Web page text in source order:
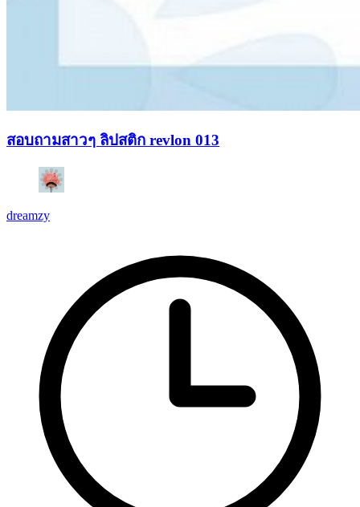
สอบถามสาวๆ ลิปสติก revlon 013
dreamzy